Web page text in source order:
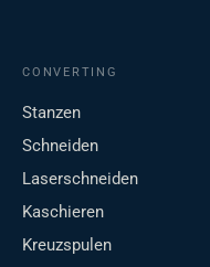
CONVERTING
Stanzen
Schneiden
Laserschneiden
Kaschieren
Kreuzspulen